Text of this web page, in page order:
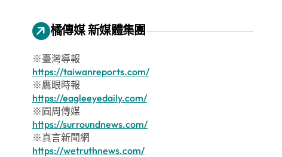
橘傳媒 新媒體集團
※臺灣導報
https://taiwanreports.com/
※鷹眼時報
https://eagleeyedaily.com/
※圓周傳媒
https://surroundnews.com/
※真言新聞網
https://wetruthnews.com/